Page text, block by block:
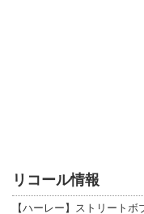
リコール情報
【ハーレー】ストリート